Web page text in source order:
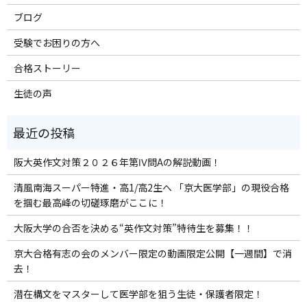
ブログ
受験でお困りの方へ
合格ストーリー
生徒の声
阪大英作文対策２０２６年第Ⅳ問Aの解説動画！
清風南海スーパー特進・高1/高2生へ 「京大医学部」の現役合格
を掴む最高峰の切磋琢磨がここに！
大阪大学の合否を決める“英作文対策”特待生を募集！！
京大合格有志の会のメンバー限定の動画限定公開【一週間】で消
去！
潜在構文をマスターして医学部を狙う生徒・保護者限定！